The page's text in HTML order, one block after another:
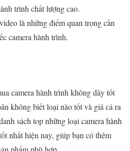
trình chất lượng cao.
là những điểm quan trọng cần
camera hành trình.
camera hành trình không dây tốt
không biết loại nào tốt và giá cả ra
sách top những loại camera hành
nhất hiện nay, giúp bạn có thêm